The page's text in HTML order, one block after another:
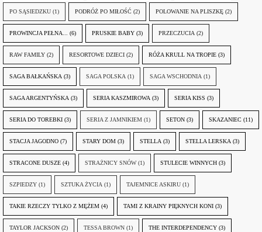
PO SĄSIEDZKU (1) PODRÓŻ PO MIŁOŚĆ (2) POLOWANIE NA PLISZKĘ (2)
PROWINCJA PEŁNA... (6) PRUSKIE BABY (3) PRZECZUCIA (2)
RAW FAMILY (2) RESORTOWE DZIECI (2) RÓŻA KRULL NA TROPIE (3)
SAGA BAŁKAŃSKA (3) SAGA POLSKA (1) SAGA WSCHODNIA (1)
SAGA ARGENTYŃSKA (3) SERIA KASZMIROWA (3) SERIA KISS (3)
SERIA DO TOREBKI (3) SERIA Z JAMNIKIEM (1) SETON (3) SKAZANIEC (11)
STACJA JAGODNO (7) STARY DOM (3) STELLA (3) STELLA LERSKA (3)
STRACONE DUSZE (4) STRAŻNICY SNÓW (1) STULECIE WINNYCH (3)
SZPIEDZY (1) SZTUKA ŻYCIA (1) TAJEMNICE ASKIRU (1)
TAKIE RZECZY TYLKO Z MĘŻEM (4) TAMI Z KRAINY PIĘKNYCH KONI (3)
TAYLOR JACKSON (2) TESSA BROWN (1) THE INTERDEPENDENCY (3)